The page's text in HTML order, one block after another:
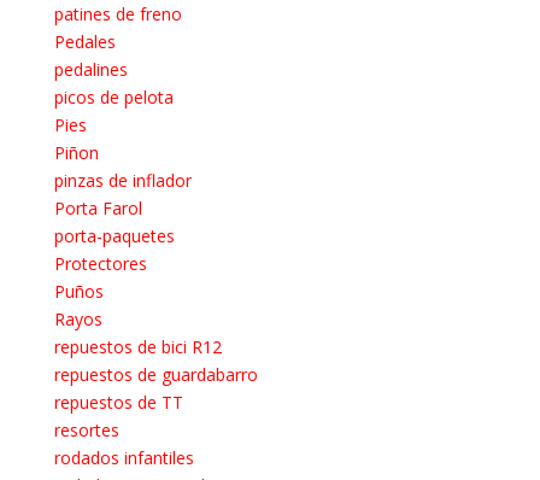
patines de freno
Pedales
pedalines
picos de pelota
Pies
Piñon
pinzas de inflador
Porta Farol
porta-paquetes
Protectores
Puños
Rayos
repuestos de bici R12
repuestos de guardabarro
repuestos de TT
resortes
rodados infantiles